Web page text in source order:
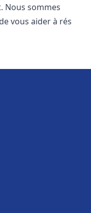
Nous sommes
vous aider à rés